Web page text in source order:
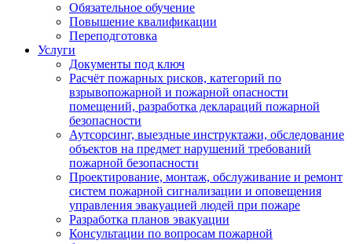
Обязательное обучение
Повышение квалификации
Переподготовка
Услуги
Документы под ключ
Расчёт пожарных рисков, категорий по
взрывопожарной и пожарной опасности
помещений, разработка деклараций пожарной
безопасности
Аутсорсинг, выездные инструктажи, обследование
объектов на предмет нарушений требований
пожарной безопасности
Проектирование, монтаж, обслуживание и ремонт
систем пожарной сигнализации и оповещения
управления эвакуацией людей при пожаре
Разработка планов эвакуации
Консультации по вопросам пожарной